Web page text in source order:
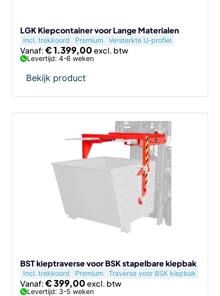
LGK Kiepcontainer voor Lange Materialen
Incl. trekkoord Premium Versterkte U-profiel
Vanaf:€1.399,00
Levertijd: 4-6 weken
Bekijk product
de
productpagina
BST kieptraverse voor BSK stapelbare kiepbak
Incl. trekkoord Premium Traverse voor BSK kiepbak
Vanaf:€399,00
Levertijd: 3-5 weken
meerdere
de
productpagina